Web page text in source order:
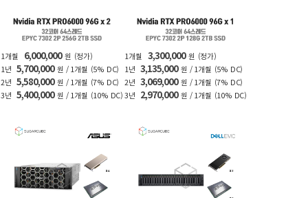
1개월 6,000,000 원
(정가)
1년
5,700,000 원 / 1개월
(5% DC)
2년
5,580,000 원 / 1개월
(7% DC)
3년
5,400,000 원 / 1개월 (10% DC)
1개월 3,300,000 원
(정가)
1년
3,135,000 원 / 1개월
(5% DC)
2년
3,069,000 원 / 1개월
(7% DC)
3년
2,970,000 원 / 1개월 (10% DC)